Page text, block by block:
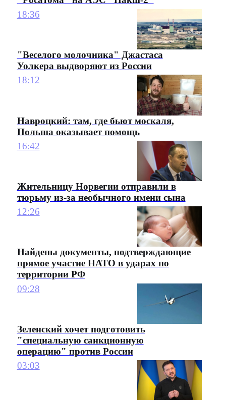
18:36
"Веселого молочника" Джастаса
Уолкера выдворяют из России
18:12
Навроцкий: там, где бьют москаля,
Польша оказывает помощь
16:42
Жительницу Норвегии отправили в
тюрьму из-за необычного имени сына
12:26
Найдены документы, подтверждающие
прямое участие НАТО в ударах по
территории РФ
09:28
Зеленский хочет подготовить
"специальную санкционную
операцию" против России
03:03